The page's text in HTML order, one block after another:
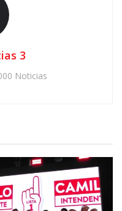
3
Noticias